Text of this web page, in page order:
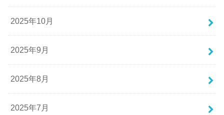
2025年10月
2025年9月
2025年8月
2025年7月